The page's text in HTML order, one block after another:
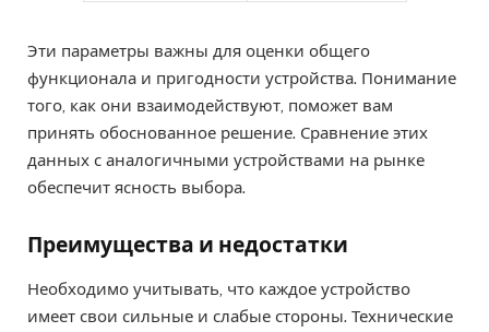
Эти параметры важны для оценки общего
функционала и пригодности устройства. Понимание
того, как они взаимодействуют, поможет вам
принять обоснованное решение. Сравнение этих
данных с аналогичными устройствами на рынке
обеспечит ясность выбора.
Преимущества и недостатки
Необходимо учитывать, что каждое устройство
имеет свои сильные и слабые стороны. Технические